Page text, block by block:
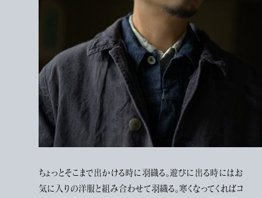
ちょっとそこまで出かける時に羽織る。遊びに出る時にはお
気に入りの洋服と組み合わせて羽織る。寒くなってくればコ